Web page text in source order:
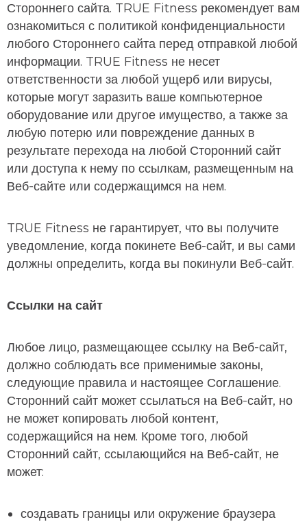
Стороннего сайта. TRUE Fitness рекомендует вам
ознакомиться с политикой конфиденциальности
любого Стороннего сайта перед отправкой любой
информации. TRUE Fitness не несет
ответственности за любой ущерб или вирусы,
которые могут заразить ваше компьютерное
оборудование или другое имущество, а также за
любую потерю или повреждение данных в
результате перехода на любой Сторонний сайт
или доступа к нему по ссылкам, размещенным на
Веб-сайте или содержащимся на нем.
TRUE Fitness не гарантирует, что вы получите
уведомление, когда покинете Веб-сайт, и вы сами
должны определить, когда вы покинули Веб-сайт.
Ссылки на сайт
Любое лицо, размещающее ссылку на Веб-сайт,
должно соблюдать все применимые законы,
следующие правила и настоящее Соглашение.
Сторонний сайт может ссылаться на Веб-сайт, но
не может копировать любой контент,
содержащийся на нем. Кроме того, любой
Сторонний сайт, ссылающийся на Веб-сайт, не
может:
создавать границы или окружение браузера